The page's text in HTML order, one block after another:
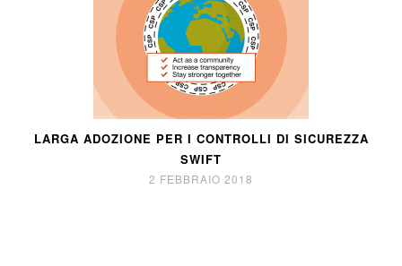
LARGA ADOZIONE PER I CONTROLLI DI SICUREZZA
SWIFT
2 FEBBRAIO 2018